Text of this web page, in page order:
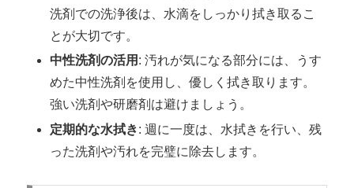
洗剤での洗浄後は、水滴をしっかり拭き取るこ
とが大切です。
中性洗剤の活用 : 汚れが気になる部分には、うす
めた中性洗剤を使用し、優しく拭き取ります。
強い洗剤や研磨剤は避けましょう。
定期的な水拭き: 週に一度は、水拭きを行い、残
った洗剤や汚れを完璧に除去します。